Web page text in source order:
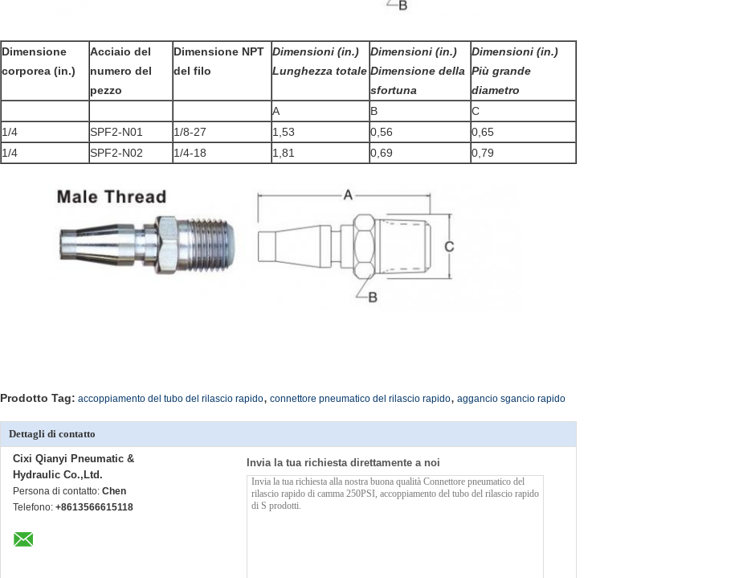
Dimensione
corporea (in.)
Acciaio del
numero del
pezzo
Dimensione NPT
del filo
Dimensioni (in.)
Lunghezza totale
Dimensioni (in.)
Dimensione della
sfortuna
Dimensioni (in.)
Più grande
diametro
A
B
C
1/4
SPF2-N01 1/8-27 1,53 0,56
0,65
1/4
SPF2-N02 1/4-18 1,81 0,69 0,79
Prodotto Tag: accoppiamento del tubo del rilascio rapido, connettore pneumatico del rilascio rapido, aggancio sgancio rapido
Dettagli di contatto
Cixi Qianyi Pneumatic &
Hydraulic Co.,Ltd.
Persona di contatto: Chen
Telefono: +8613566615118
Invia la tua richiesta direttamente a noi